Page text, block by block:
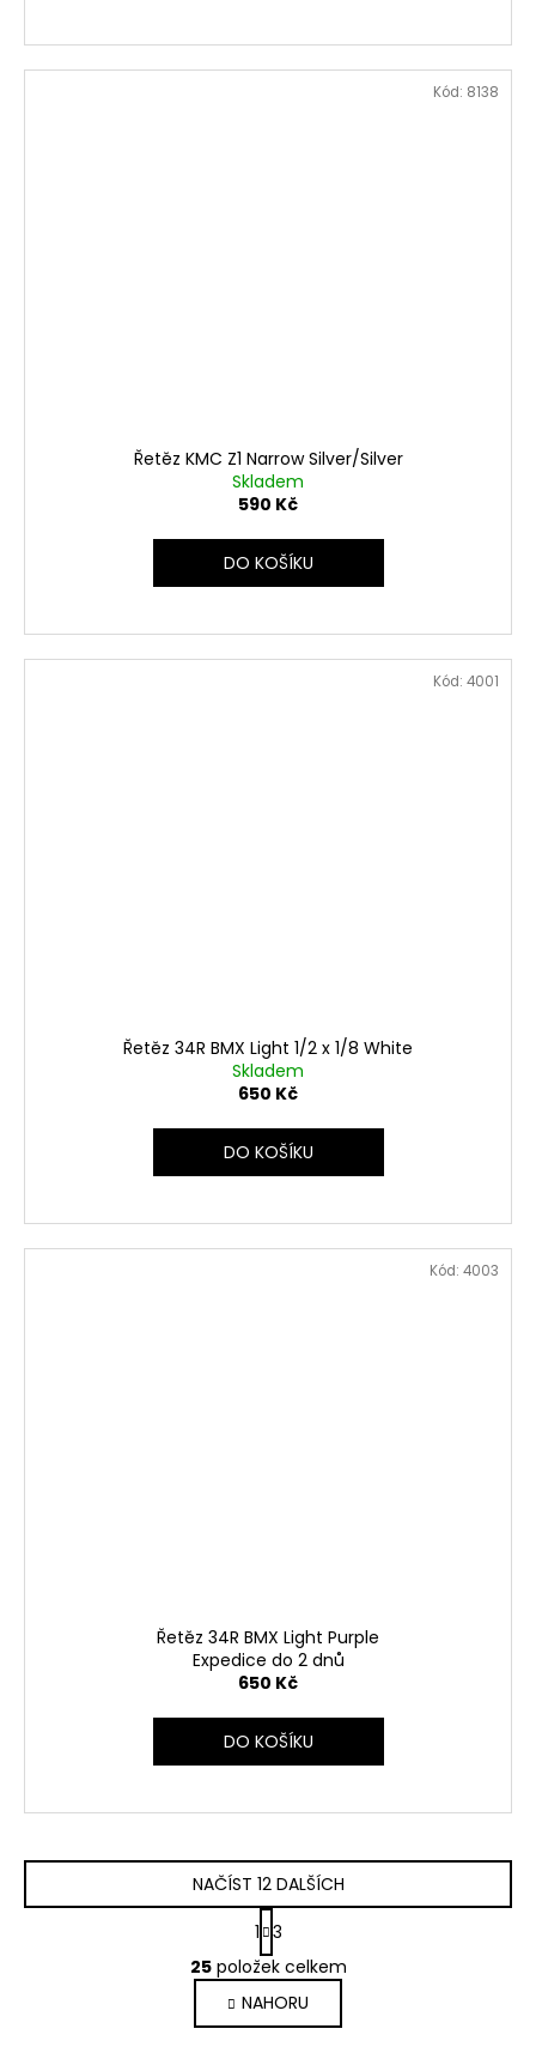
Řetěz KMC Z1 Narrow Silver/Silver
Skladem
590 Kč
DO KOŠÍKU
Kód: 8138
Řetěz 34R BMX Light 1/2 x 1/8 White
Skladem
650 Kč
DO KOŠÍKU
Kód: 4001
Řetěz 34R BMX Light Purple
Expedice do 2 dnů
650 Kč
DO KOŠÍKU
Kód: 4003
O
v
l
á
NAČÍST 12 DALŠÍCH
S
t
r
á
n
k
1 3
25položek celkem
NAHORU